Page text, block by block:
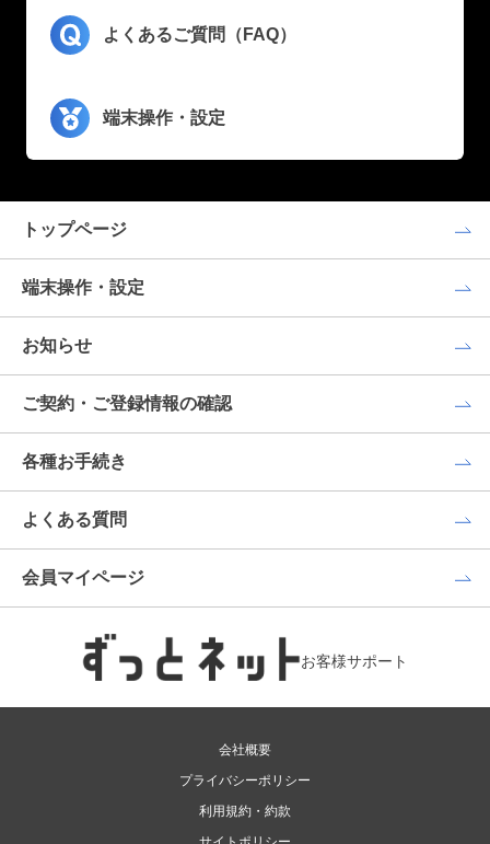
よくあるご質問（FAQ）
端末操作・設定
トップページ
端末操作・設定
お知らせ
ご契約・ご登録情報の確認
各種お手続き
よくある質問
会員マイページ
お客様サポート
会社概要
プライバシーポリシー
利用規約・約款